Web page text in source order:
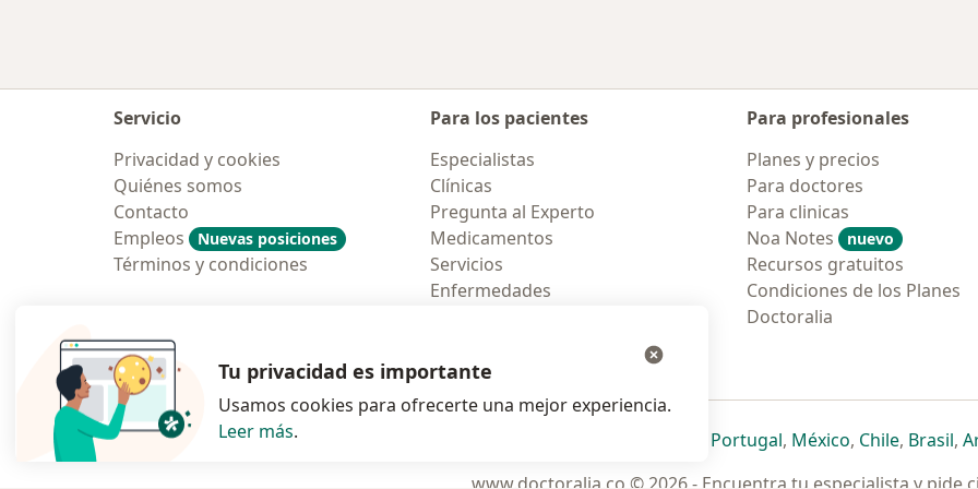
Servicio
Privacidad y cookies
Quiénes somos
Contacto
Empleos
Nuevas posiciones
Términos y condiciones
Para los pacientes
Especialistas
Clínicas
Pregunta al Experto
Medicamentos
Servicios
Enfermedades
Para profesionales
Planes y precios
Para doctores
Para clinicas
Noa Notes
nuevo
Recursos gratuitos
Condiciones de los Planes
Doctoralia
Polska se abre en una nueva pestaña
se abre en una nueva pestaña
se abre en una nueva pestaña
se abre en una nueva pestaña
Portugalse abre en una nueva
, Méxicose abre en una
, Chilese abre
, Brasilse
,
www.doctoralia.co © 2026 - Encuentra tu especialista y pide
Tu privacidad es importante
Usamos cookies para ofrecerte una mejor experiencia.
Leer más.